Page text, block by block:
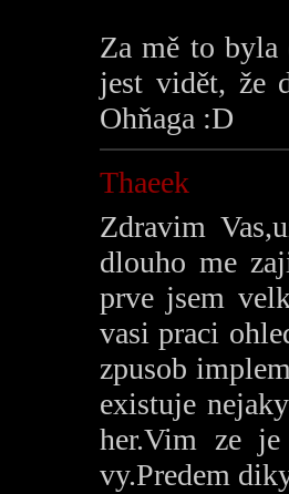
Za mě to byla
jest vidět, že
Ohňaga :D
Thaeek
Zdravim
dlouho me
prve jsem
vasi praci
zpusob
existuje
her.Vim ze
vy.Predem